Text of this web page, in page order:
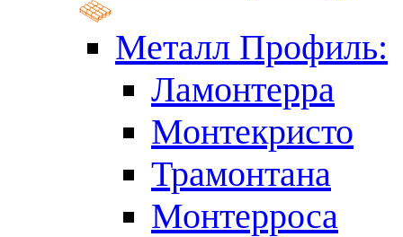
Металл Профиль:
Ламонтерра
Монтекристо
Трамонтана
Монтерроса